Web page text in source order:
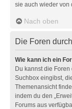
sie auch wieder von
Nach oben
Die Foren
Wie kann ich ein
Du kannst die
Suchbox eingibst,
Themenansicht
indem du den
Forums aus